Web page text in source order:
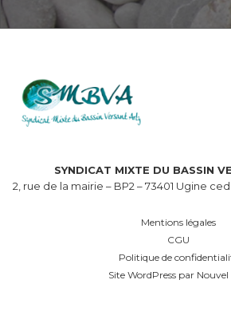
SYNDICAT MIXTE DU BASSIN
2, rue de la mairie – BP2 – 73401 Ugine
Mentions légales
CGU
Politique de
Site WordPress par Nouvel